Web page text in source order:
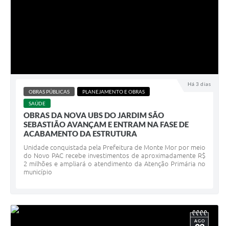
Há 3 dias
OBRAS PÚBLICAS
PLANEJAMENTO E OBRAS
SAÚDE
OBRAS DA NOVA UBS DO JARDIM SÃO
SEBASTIÃO AVANÇAM E ENTRAM NA FASE DE
ACABAMENTO DA ESTRUTURA
Unidade conquistada pela Prefeitura de Monte Mor por meio
do Novo PAC recebe investimentos de aproximadamente R$
2 milhões e ampliará o atendimento da Atenção Primária no
município
AGO